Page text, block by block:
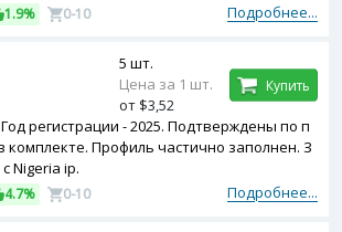
Подробнее...
1.9% 0-10
регистрации - 2025. Подтверждены по п
комплекте. Профиль частично заполнен. З
Nigeria ip.
Подробнее...
4.7% 0-10
5 шт.
Цена за 1 шт.
от $3,52
Купить